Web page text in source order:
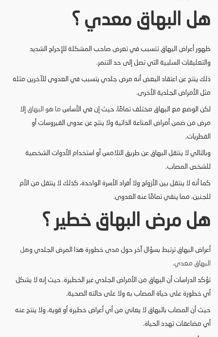
هل البهاق معدي ؟
ظهور أعراض البهاق تتسبب في تعرض صاحب المشكلة للإحراج الشديد
والتعليقات السلبية التي تصل إلى حد التنمر.
ذلك ينتج عن اعتقاد البعض أنه مرض جلدي يتسبب في العدوى للآخرين مثله
مثل الأمراض الجلدية الأخرى.
لكن الوضع مع البهاق مختلف تمامًا، حيث إن في الأساس ما هو البهاق إلا
مرض من ضمن أمراض المناعة الذاتية ولا ينتج عن عدوى الفيروسات أو
الفطريات.
وبالتالي لا ينتقل البهاق عن طريق التلامس أو استخدام الأدوات الشخصية
للشخص المصاب.
كما أنه لا ينتقل بين الأزواج ولا أفراد الأسرة الواحدة، كذلك لا ينتقل من الأم
للجنين، مما ينفي تمامًا عنه العدوى.
هل مرض البهاق خطير ؟
أعراض البهاق ترتبط بسؤال آخر حول مدى خطورة هذا المرض الجلدي وهل
البهاق معدي.
تؤكد الدراسات أن البهاق من الأمراض الجلدي غير الخطيرة. حيث إنه لا يشكل
أي خطورة على حياة المصاب به ولا على حالته الصحية.
حيث أن المصاب بالبهاق لا يعاني من أي أعراض خطيرة أو قوية، ولا ينتج عنه
أي مضاعفات تهدد الحياة.